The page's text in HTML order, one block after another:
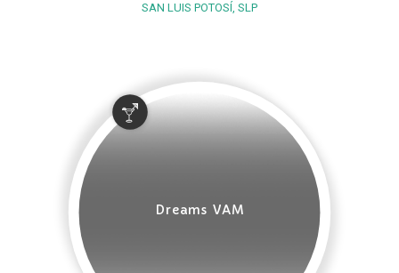
SAN LUIS POTOSÍ, SLP
Dreams VAM